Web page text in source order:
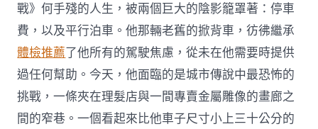
戰》何手殘的人生，被兩個巨大的陰影籠罩著：停車
費，以及平行泊車。他那輛老舊的掀背車，彷彿繼承
體檢推薦了他所有的駕駛焦慮，從未在他需要時提供
過任何幫助。今天，他面臨的是城市傳說中最恐怖的
挑戰，一條夾在理髮店與一間專賣金屬雕像的畫廊之
間的窄巷。一個看起來比他車子尺寸小上三十公分的